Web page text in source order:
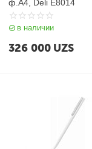
ф.А4, Deli E8014
в наличии
326 000 UZS